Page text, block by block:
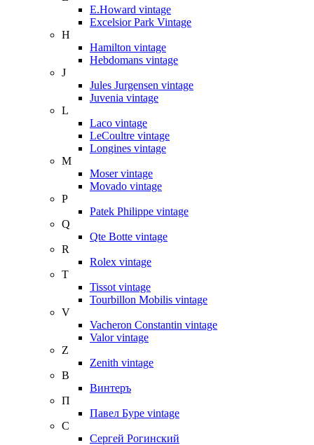
E.Howard vintage
Excelsior Park Vintage
H
Hamilton vintage
Hebdomans vintage
J
Jules Jurgensen vintage
Juvenia vintage
L
Laco vintage
LeCoultre vintage
Longines vintage
M
Moser vintage
Movado vintage
P
Patek Philippe vintage
Q
Qte Botte vintage
R
Rolex vintage
T
Tissot vintage
Tourbillon Mobilis vintage
V
Vacheron Constantin vintage
Valor vintage
Z
Zenith vintage
В
Винтеръ
П
Павел Буре vintage
С
Сергей Рогинский